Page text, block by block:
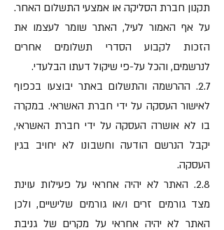
תקנון חברת הסליקה או אמצעי התשלום האחר.
על אף האמור לעיל, האתר שומר לעצמו את
הזכות לקבוע הסדרי תשלומים אחרים
לנרשמים, והכל על-פי שיקול דעתו הבלעדי.
2.7. ההרשמה והתשלום באתר יבוצעו בכפוף
לאישור העסקה על ידי חברת האשראי. במקרה
בו לא אושרה העסקה על ידי חברת האשראי,
יקבל הנרשם הודעה וחשבונו לא יחויב בגין
העסקה.
2.8. האתר לא יהיה אחראי על פעילות עוינת
מצד גורמים זרים ו/או גורמים שלישיים, ולכן
האתר לא יהיה אחראי על מקרים של גניבת